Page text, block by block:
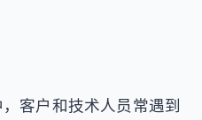
客户和技术人员常遇到